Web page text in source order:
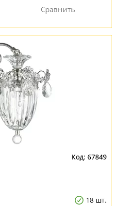
67849
18 шт.